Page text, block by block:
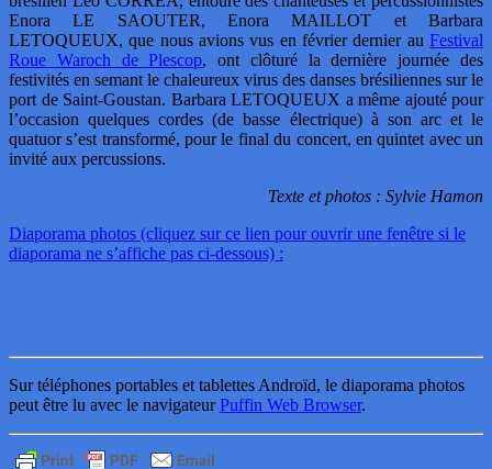
Enora LE SAOUTER, Enora MAILLOT et Barbara
LETOQUEUX, que nous avions vus en février dernier au Festival
Roue Waroch de Plescop, ont clôturé la dernière journée des
festivités en semant le chaleureux virus des danses brésiliennes sur le
port de Saint-Goustan. Barbara LETOQUEUX a même ajouté pour
l’occasion quelques cordes (de basse électrique) à son arc et le
quatuor s’est transformé, pour le final du concert, en quintet avec un
invité aux percussions.
Texte et photos : Sylvie Hamon
Diaporama photos (cliquez sur ce lien pour ouvrir une fenêtre si le
diaporama ne s’affiche pas ci-dessous) :
Sur téléphones portables et tablettes Androïd, le diaporama photos
peut être lu avec le navigateurPuffin Web Browser.